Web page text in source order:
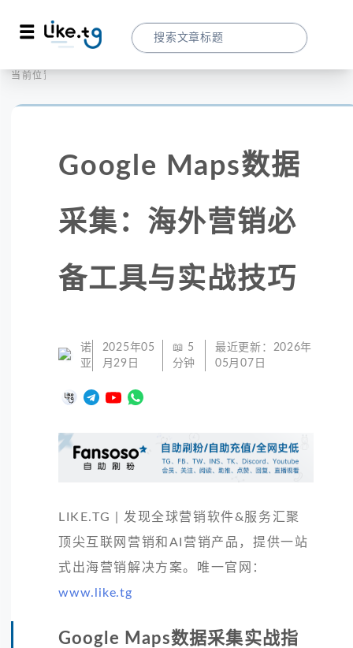
当前位置：
Google Maps数据
采集：海外营销必
备工具与实战技巧
诺
亚
2025年05
月29日
📖 5
分钟
最近更新： 2026年
05月07日
LIKE.TG | 发现全球营销软件&服务汇聚
顶尖互联网营销和AI营销产品，提供一站
式出海营销解决方案。唯一官网：
www.like.tg
Google Maps数据采集实战指